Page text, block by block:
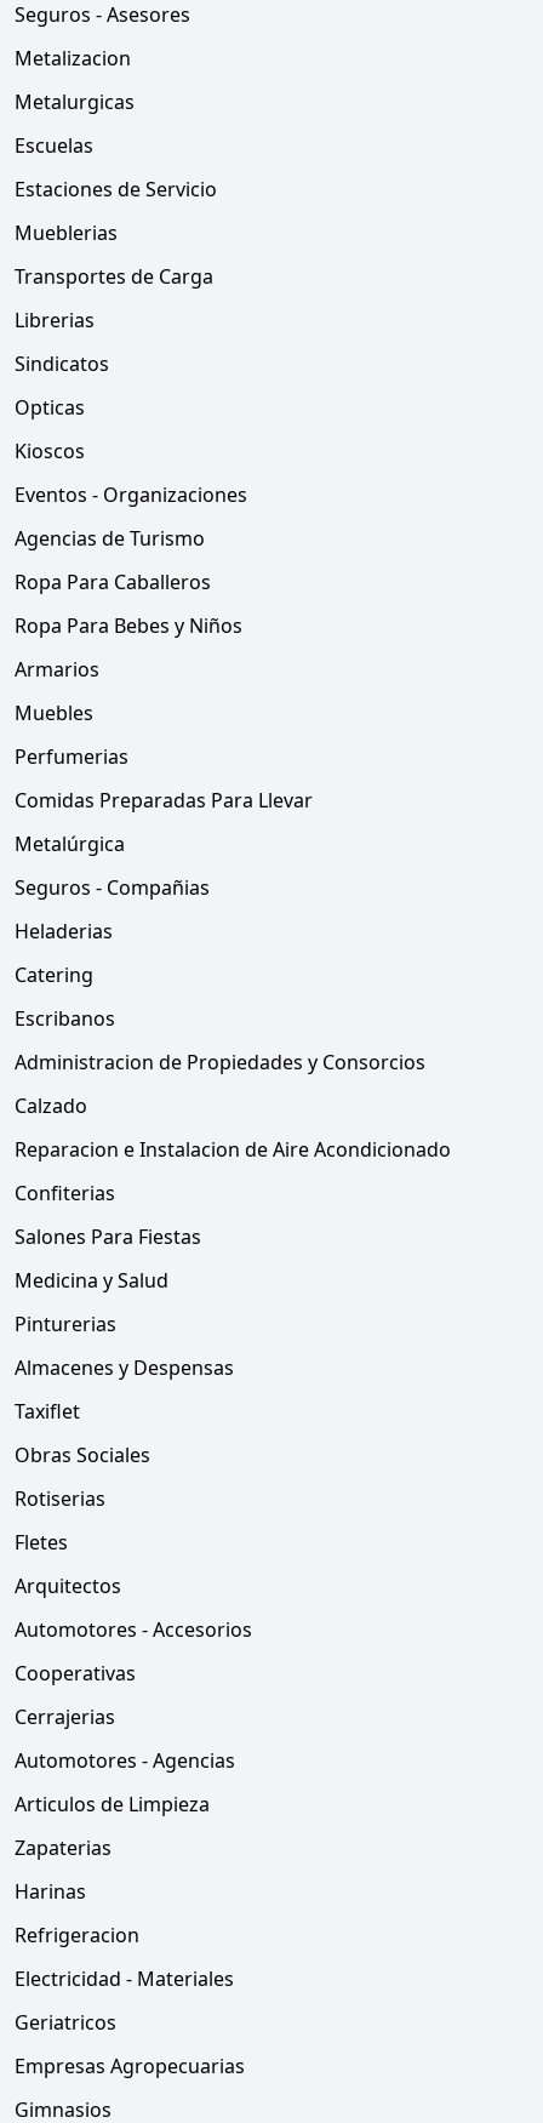
Seguros - Asesores
Metalizacion
Metalurgicas
Escuelas
Estaciones de Servicio
Mueblerias
Transportes de Carga
Librerias
Sindicatos
Opticas
Kioscos
Eventos - Organizaciones
Agencias de Turismo
Ropa Para Caballeros
Ropa Para Bebes y Niños
Armarios
Muebles
Perfumerias
Comidas Preparadas Para Llevar
Metalúrgica
Seguros - Compañias
Heladerias
Catering
Escribanos
Administracion de Propiedades y Consorcios
Calzado
Reparacion e Instalacion de Aire Acondicionado
Confiterias
Salones Para Fiestas
Medicina y Salud
Pinturerias
Almacenes y Despensas
Taxiflet
Obras Sociales
Rotiserias
Fletes
Arquitectos
Automotores - Accesorios
Cooperativas
Cerrajerias
Automotores - Agencias
Articulos de Limpieza
Zapaterias
Harinas
Refrigeracion
Electricidad - Materiales
Geriatricos
Empresas Agropecuarias
Gimnasios